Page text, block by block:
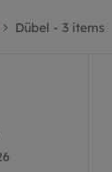
Dübel - 3 items